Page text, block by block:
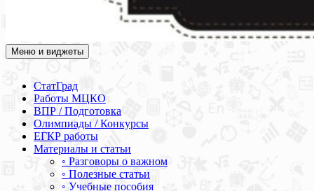
Академия СОВА
Подготовка к ЕГЭ, ОГЭ, ВПР, МЦКО, СтатГрад, КДР, ВОШ,
Меню и виджеты
СтатГрад
Работы МЦКО
ВПР / Подготовка
Олимпиады / Конкурсы
ЕГКР работы
Материалы и статьи
◦ Разговоры о важном
◦ Полезные статьи
◦ Учебные пособия